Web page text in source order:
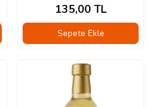
135,00TL
Sepete Ekle